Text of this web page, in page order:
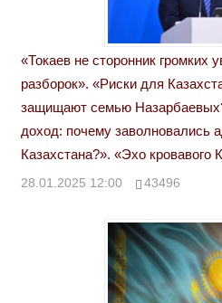
«Токаев не сторонник громких
разборок». «Риски для
защищают семью
доход: почему заволновались
Казахстана?». «Эхо кровавого
28.01.2025 12:00 43496